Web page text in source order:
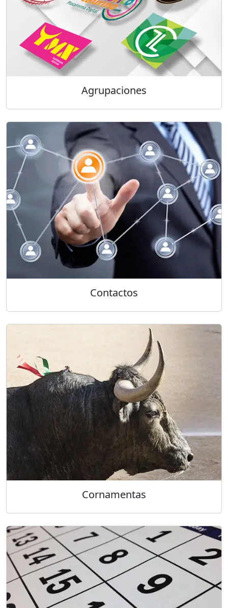
Agrupaciones
Contactos
Cornamentas